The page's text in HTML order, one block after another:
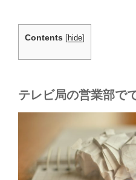
Contents [hide]
テレビ局の営業部で